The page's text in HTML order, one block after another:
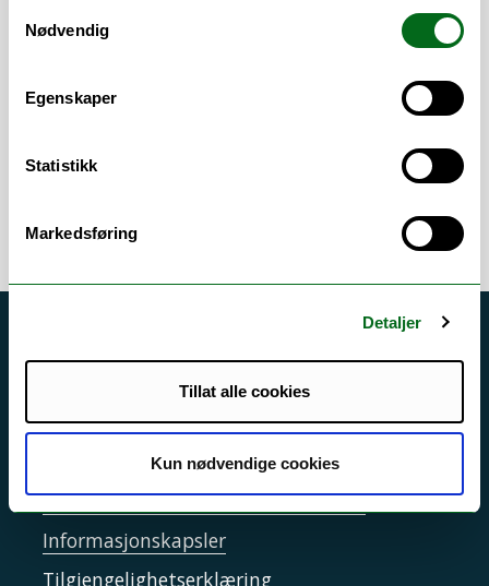
Nødvendig
Egenskaper
Statistikk
Markedsføring
Detaljer
Tillat alle cookies
Kun nødvendige cookies
arbeidsområder
Helsetjeneste- og
Sykepleievitenskap
Driftsmeldinger
Personvern ved UiT
Sikkerhet, beredskap og personvern
Informasjonskapsler
Tilgjengelighetserklæring